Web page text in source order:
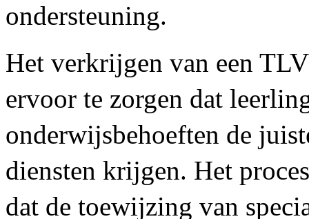
ondersteuning.
Het verkrijgen van een
ervoor te zorgen dat
onderwijsbehoeften de
diensten krijgen. Het
dat de toewijzing van